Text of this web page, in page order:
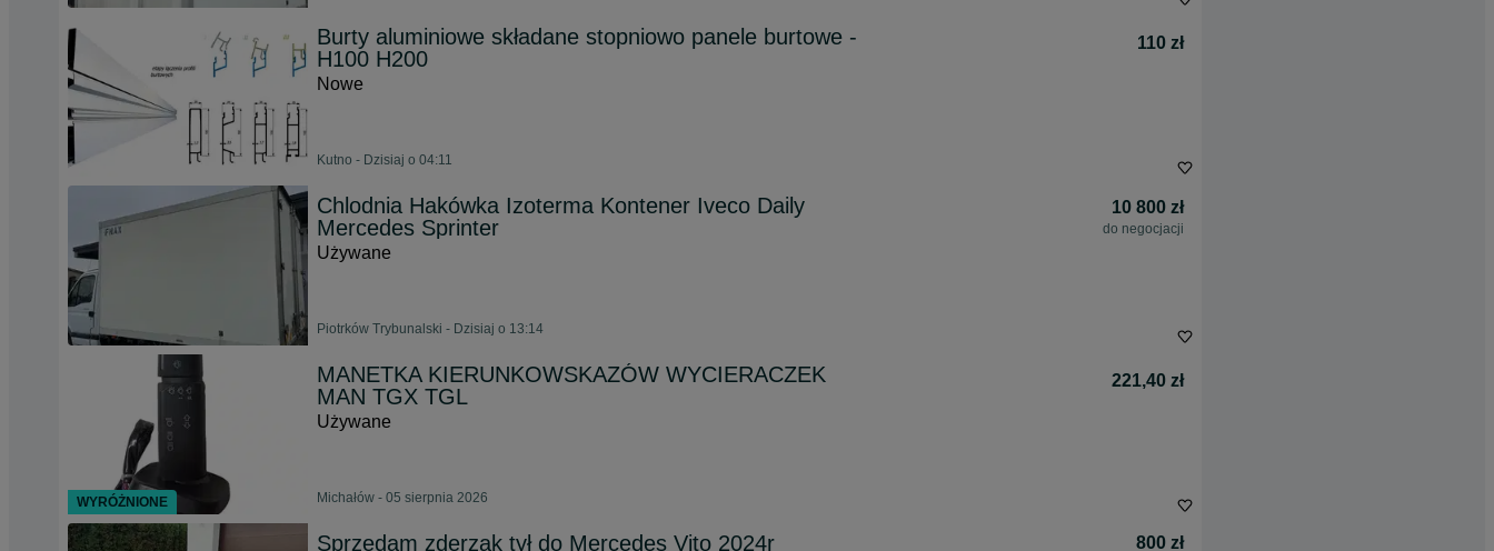
Burty aluminiowe składane stopniowo panele burtowe -
H100 H200
110 zł
Nowe
Kutno - Dzisiaj o 04:11
Chlodnia Hakówka Izoterma Kontener Iveco Daily
Mercedes Sprinter
10 800 zł
do negocjacji
Używane
Piotrków Trybunalski - Dzisiaj o 13:14
MANETKA KIERUNKOWSKAZÓW WYCIERACZEK
MAN TGX TGL
221,40 zł
Używane
Michałów - 05 sierpnia 2026
Sprzedam zderzak tył do Mercedes Vito 2024r 800 zł
WYRÓŻNIONE